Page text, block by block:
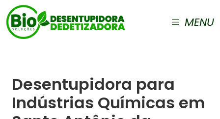
MENU
Desentupidora para
Indústrias Químicas em